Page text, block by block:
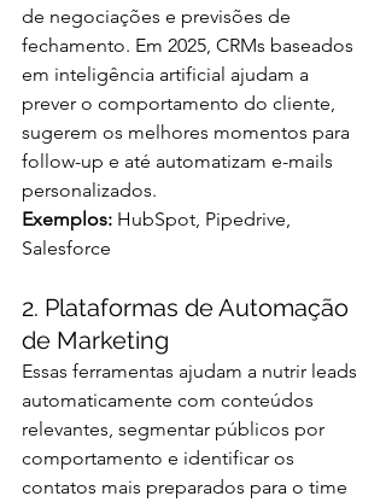
de negociações e previsões de
fechamento. Em 2025, CRMs baseados
em inteligência artificial ajudam a
prever o comportamento do cliente,
sugerem os melhores momentos para
follow-up e até automatizam e-mails
personalizados.
Exemplos: HubSpot, Pipedrive,
Salesforce
2. Plataformas de Automação
de Marketing
Essas ferramentas ajudam a nutrir leads
automaticamente com conteúdos
relevantes, segmentar públicos por
comportamento e identificar os
contatos mais preparados para o time